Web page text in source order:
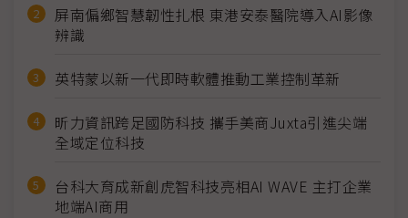
屏南偏鄉智慧韌性扎根 東港安泰醫院導入AI影像
辨識
英特蒙以新一代即時軟體推動工業控制革新
昕力資訊跨足國防科技 攜手美商Juxta引進尖端
全域定位科技
台科大育成新創虎智科技亮相AI WAVE 主打企業
地端AI商用